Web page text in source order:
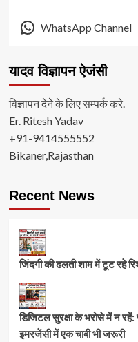
WhatsApp Channel
यादव विज्ञापन ऐजंसी
विज्ञापन देने के लिए सम्पर्क करे.
Er. Ritesh Yadav
+91-9414555552
Bikaner,Rajasthan
Recent News
जिंदगी की ढलती शाम में टूट रहे
डिजिटल सुरक्षा के भरोसे में न
इमरजेंसी में एक चाबी भी जरूरी